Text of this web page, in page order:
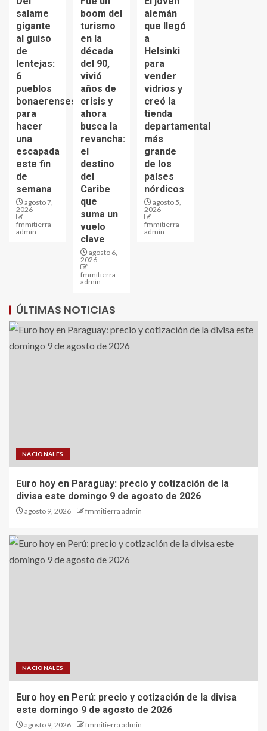
salame
gigante
al guiso
de
lentejas:
6
pueblos
bonaerenses
para
hacer
una
escapada
este fin
de
semana
agosto 7,
2026
fmmitierra
admin
boom del
turismo
en la
década
del 90,
vivió
años de
crisis y
ahora
busca la
revancha:
el
destino
del
Caribe
que
suma un
vuelo
clave
agosto 6,
2026
fmmitierra
admin
alemán
que llegó
a
Helsinki
para
vender
vidrios y
creó la
tienda
departamental
más
grande
de los
países
nórdicos
agosto 5,
2026
fmmitierra
admin
ÚLTIMAS NOTICIAS
NACIONALES
Euro hoy en Paraguay: precio y cotización de la
divisa este domingo 9 de agosto de 2026
agosto 9, 2026 fmmitierra admin
NACIONALES
Euro hoy en Perú: precio y cotización de la divisa
este domingo 9 de agosto de 2026
agosto 9, 2026 fmmitierra admin